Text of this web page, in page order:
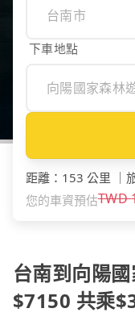
下車地點
距離 ： 153 公里
您的車資預估TWD
台南到向陽
$7150 共乘